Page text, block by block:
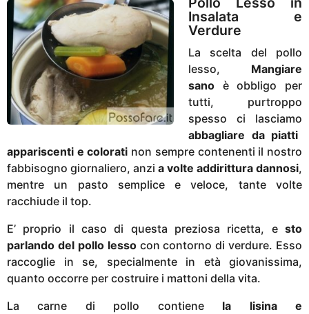
g
o
Insalata e
Verdure
La scelta del pollo
lesso, Mangiare
sanoè obbligo per
tutti, purtroppo
spesso ci lasciamo
abbagliare da piatti
appariscenti e colorati non sempre contenenti il nostro
fabbisogno giornaliero, anzi a volte addirittura dannosi,
mentre un pasto semplice e veloce, tante volte
racchiude il top.
E’ proprio il caso di questa preziosa ricetta, esto
parlando del pollo lessocon contorno di verdure. Esso
raccoglie in se, specialmente in età giovanissima,
quanto occorre per costruire i mattoni della vita.
La carne di pollo contienela lisina e